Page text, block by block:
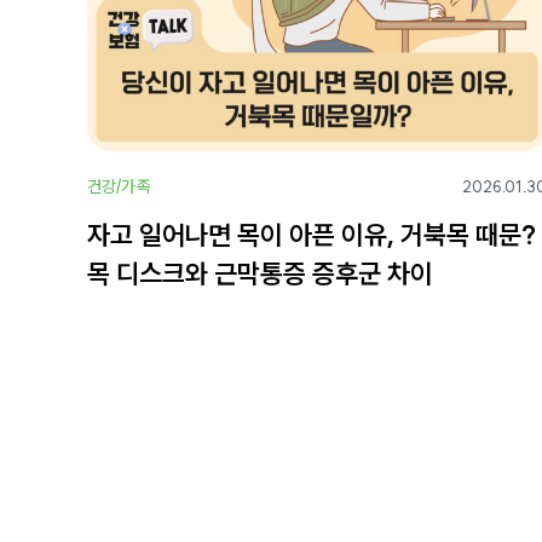
건강/가족
자고 일어나면 목이 아픈 이유, 거북목 때문?
목 디스크와 근막통증 증후군 차이